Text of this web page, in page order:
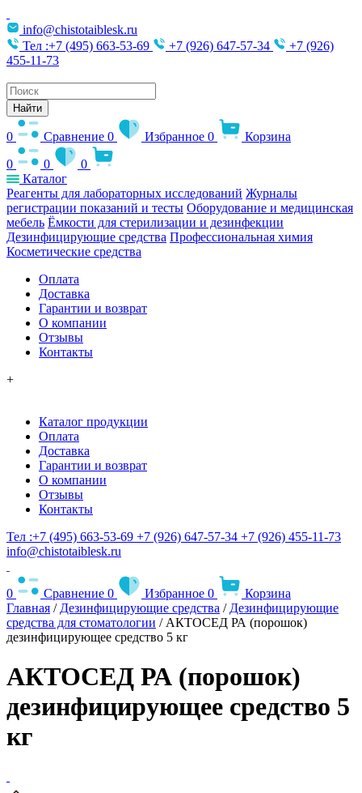
info@chistotaiblesk.ru
Тел :+7 (495) 663-53-69
+7 (926) 647-57-34
+7 (926)
455-11-73
Поиск
товаров
Найти
0 Сравнение 0 Избранное 0
Корзина
0
0
0
Каталог
Реагенты для лабораторных исследований Журналы
регистрации показаний и тесты Оборудование и медицинская
мебель Ёмкости для стерилизации и дезинфекции
Дезинфицирующие средства Профессиональная химия
Косметические средства
Оплата
Доставка
Гарантии и возврат
О компании
Отзывы
Контакты
+
Каталог продукции
Оплата
Доставка
Гарантии и возврат
О компании
Отзывы
Контакты
Тел :+7 (495) 663-53-69 +7 (926) 647-57-34 +7 (926) 455-11-73
info@chistotaiblesk.ru
0 Сравнение 0 Избранное 0
Корзина
Главная / Дезинфицирующие средства / Дезинфицирующие
средства для стоматологии / АКТОСЕД РА (порошок)
дезинфицирующее средство 5 кг
АКТОСЕД РА (порошок)
дезинфицирующее средство 5
кг